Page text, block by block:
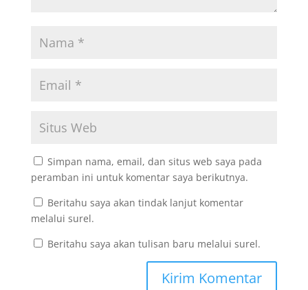
Simpan nama, email, dan situs web saya pada
peramban ini untuk komentar saya berikutnya.
Beritahu saya akan tindak lanjut komentar
melalui surel.
Beritahu saya akan tulisan baru melalui surel.